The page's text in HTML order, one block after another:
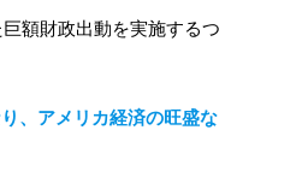
額財政出動を実施するつ
、アメリカ経済の旺盛な